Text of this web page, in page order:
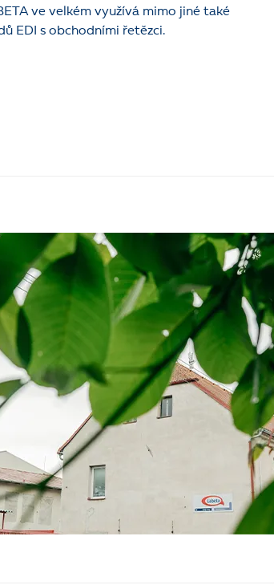
ve velkém využívá mimo jiné také
EDI s obchodními řetězci.